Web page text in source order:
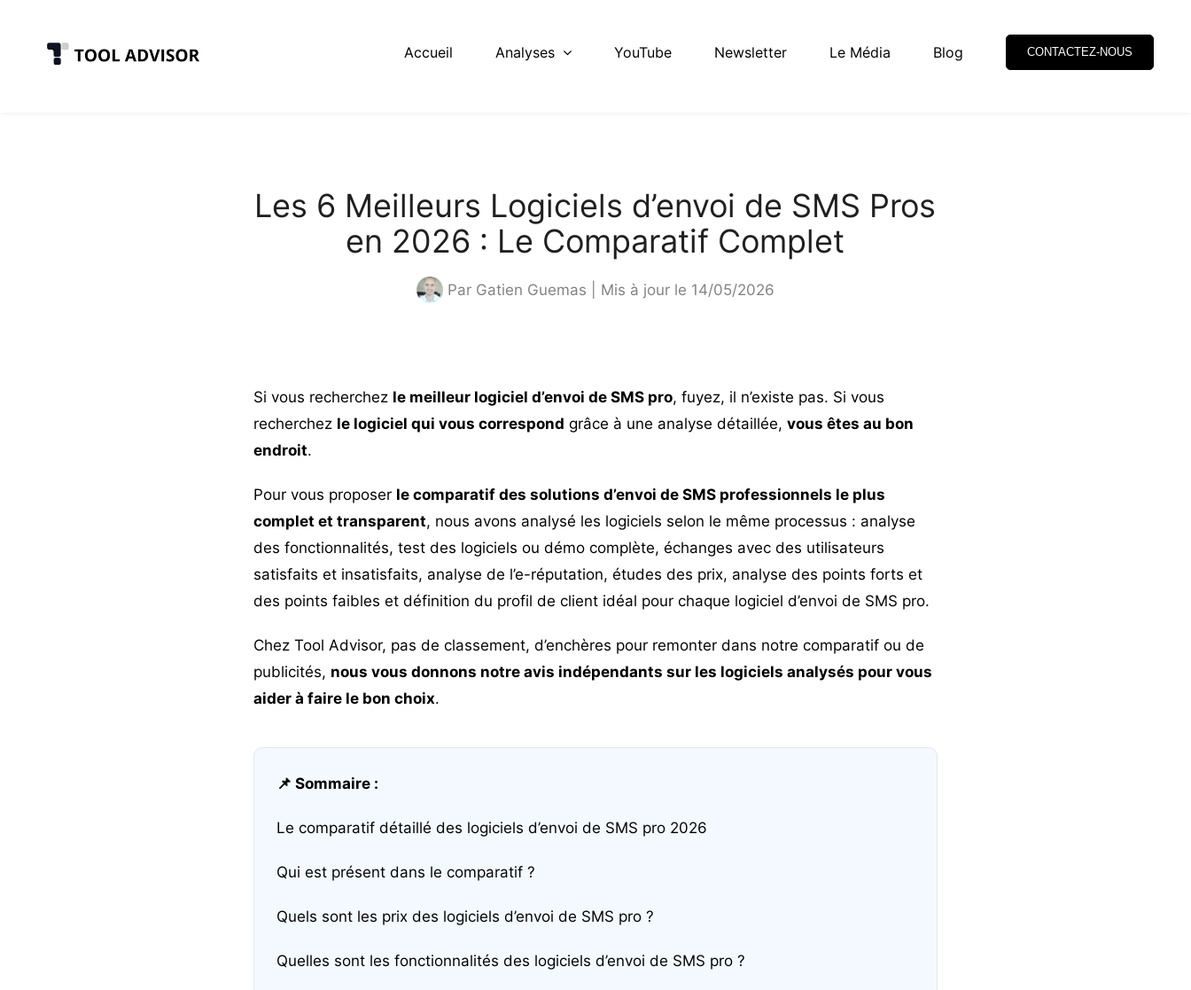
Accueil Analyses YouTube Newsletter Le Média Blog CONTACTEZ-NOUS
Les 6 Meilleurs Logiciels d’envoi de SMS Pros
en 2026 : Le Comparatif Complet
Par Gatien Guemas | Mis à jour le 14/05/2026
Si vous recherchez le meilleur logiciel d’envoi de SMS pro, fuyez, il n’existe pas. Si vous
recherchez le logiciel qui vous correspond grâce à une analyse détaillée, vous êtes au bon
endroit.
Pour vous proposer le comparatif des solutions d’envoi de SMS professionnels le plus
complet et transparent, nous avons analysé les logiciels selon le même processus : analyse
des fonctionnalités, test des logiciels ou démo complète, échanges avec des utilisateurs
satisfaits et insatisfaits, analyse de l’e-réputation, études des prix, analyse des points forts et
des points faibles et définition du profil de client idéal pour chaque logiciel d’envoi de SMS pro.
Chez Tool Advisor, pas de classement, d’enchères pour remonter dans notre comparatif ou de
publicités, nous vous donnons notre avis indépendants sur les logiciels analysés pour vous
aider à faire le bon choix.
📌 Sommaire :
Le comparatif détaillé des logiciels d’envoi de SMS pro 2026
Qui est présent dans le comparatif ?
Quels sont les prix des logiciels d’envoi de SMS pro ?
Quelles sont les fonctionnalités des logiciels d’envoi de SMS pro ?